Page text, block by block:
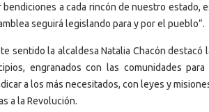
bendiciones a cada rincón de nuestro estado,
seguirá legislando para y por el pueblo”.
sentido la alcaldesa Natalia Chacón
engranados con las comunidades
a los más necesitados, con leyes y
a la Revolución.